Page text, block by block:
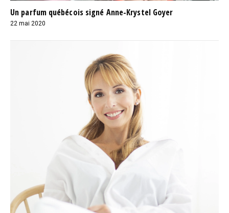
Un parfum québécois signé Anne-Krystel Goyer
22 mai 2020